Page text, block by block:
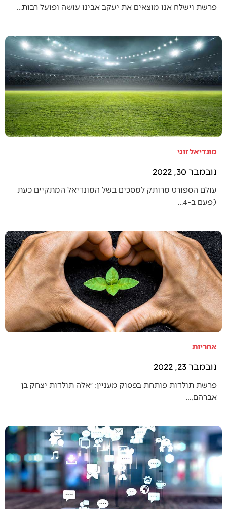
פרשת וישלח אנו מוצאים את יעקב אבינו עושה ופועל רבות…
מונדיאל זוגי
נובמבר 30, 2022
עולם הספורט מרותק למסכים בשל המונדיאל המתקיים כעת
(פעם ב-4…
אחריות
נובמבר 23, 2022
פרשת תולדות פותחת בפסוק מעניין: ״אלה תולדות יצחק בן
אברהם,…